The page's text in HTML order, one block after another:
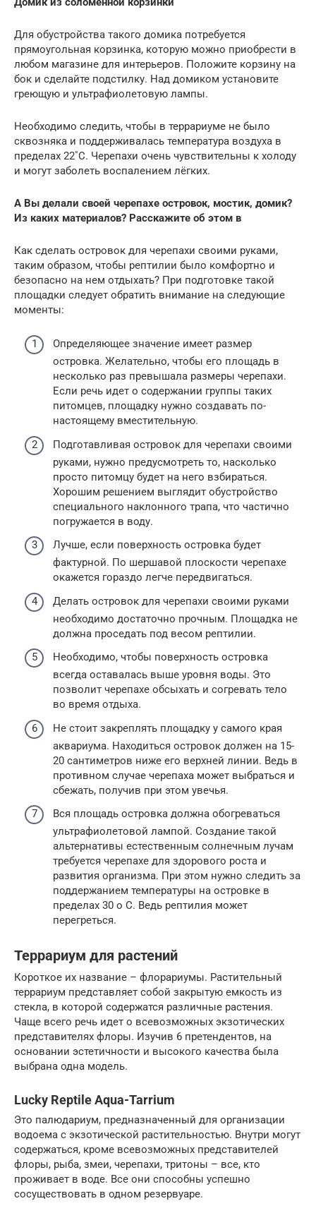
Для обустройства такого домика потребуется
прямоугольная корзинка, которую можно приобрести в
любом магазине для интерьеров. Положите корзину на
бок и сделайте подстилку. Над домиком установите
греющую и ультрафиолетовую лампы.
Необходимо следить, чтобы в террариуме не было
сквозняка и поддерживалась температура воздуха в
пределах 22˚C. Черепахи очень чувствительны к холоду
и могут заболеть воспалением лёгких.
А Вы делали своей черепахе островок, мостик, домик?
Из каких материалов? Расскажите об этом в
Как сделать островок для черепахи своими руками,
таким образом, чтобы рептилии было комфортно и
безопасно на нем отдыхать? При подготовке такой
площадки следует обратить внимание на следующие
моменты:
Определяющее значение имеет размер
островка. Желательно, чтобы его площадь в
несколько раз превышала размеры черепахи.
Если речь идет о содержании группы таких
питомцев, площадку нужно создавать по-
настоящему вместительную.
Подготавливая островок для черепахи своими
руками, нужно предусмотреть то, насколько
просто питомцу будет на него взбираться.
Хорошим решением выглядит обустройство
специального наклонного трапа, что частично
погружается в воду.
Лучше, если поверхность островка будет
фактурной. По шершавой плоскости черепахе
окажется гораздо легче передвигаться.
Делать островок для черепахи своими руками
необходимо достаточно прочным. Площадка не
должна проседать под весом рептилии.
Необходимо, чтобы поверхность островка
всегда оставалась выше уровня воды. Это
позволит черепахе обсыхать и согревать тело
во время отдыха.
Не стоит закреплять площадку у самого края
аквариума. Находиться островок должен на 15-
20 сантиметров ниже его верхней линии. Ведь в
противном случае черепаха может выбраться и
сбежать, получив при этом увечья.
Вся площадь островка должна обогреваться
ультрафиолетовой лампой. Создание такой
альтернативы естественным солнечным лучам
требуется черепахе для здорового роста и
развития организма. При этом нужно следить за
поддержанием температуры на островке в
пределах 30 о С. Ведь рептилия может
перегреться.
Террариум для растений
Короткое их название – флорариумы. Растительный
террариум представляет собой закрытую емкость из
стекла, в которой содержатся различные растения.
Чаще всего речь идет о всевозможных экзотических
представителях флоры. Изучив 6 претендентов, на
основании эстетичности и высокого качества была
выбрана одна модель.
Lucky Reptile Aqua-Tarrium
Это палюдариум, предназначенный для организации
водоема с экзотической растительностью. Внутри могут
содержаться, кроме всевозможных представителей
флоры, рыба, змеи, черепахи, тритоны – все, кто
проживает в воде. Все они способны успешно
сосуществовать в одном резервуаре.